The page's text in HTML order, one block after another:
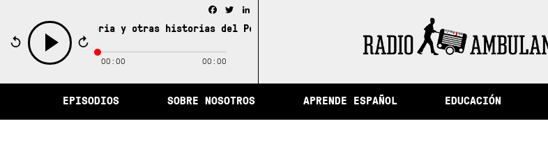
de la memoria y otras historias del Perú / La ciudad de la memoria y otras historias del Perú
play
Facebook
Twitter
00:00 00:00
EPISODIOS SOBRE NOSOTROS APRENDE ESPAÑOL EDUCACIÓN